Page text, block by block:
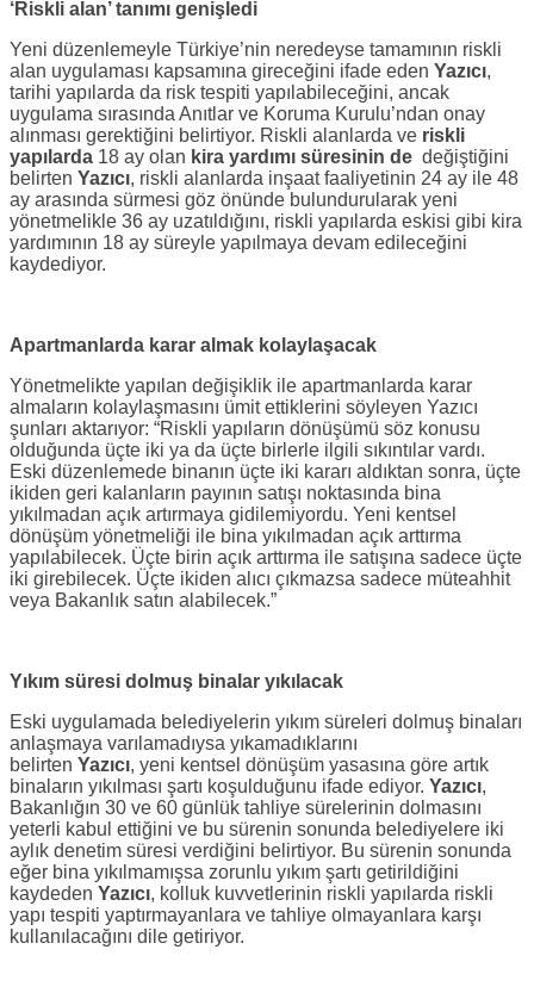
‘Riskli alan’ tanımı genişledi
Yeni düzenlemeyle Türkiye’nin neredeyse tamamının riskli
alan uygulaması kapsamına gireceğini ifade eden Yazıcı,
tarihi yapılarda da risk tespiti yapılabileceğini, ancak
uygulama sırasında Anıtlar ve Koruma Kurulu’ndan onay
alınması gerektiğini belirtiyor. Riskli alanlarda ve riskli
yapılarda 18 ay olan kira yardımı süresinin de değiştiğini
belirten Yazıcı, riskli alanlarda inşaat faaliyetinin 24 ay ile 48
ay arasında sürmesi göz önünde bulundurularak yeni
yönetmelikle 36 ay uzatıldığını, riskli yapılarda eskisi gibi kira
yardımının 18 ay süreyle yapılmaya devam edileceğini
kaydediyor.
Apartmanlarda karar almak kolaylaşacak
Yönetmelikte yapılan değişiklik ile apartmanlarda karar
almaların kolaylaşmasını ümit ettiklerini söyleyen Yazıcı
şunları aktarıyor: “Riskli yapıların dönüşümü söz konusu
olduğunda üçte iki ya da üçte birlerle ilgili sıkıntılar vardı.
Eski düzenlemede binanın üçte iki kararı aldıktan sonra, üçte
ikiden geri kalanların payının satışı noktasında bina
yıkılmadan açık artırmaya gidilemiyordu. Yeni kentsel
dönüşüm yönetmeliği ile bina yıkılmadan açık arttırma
yapılabilecek. Üçte birin açık arttırma ile satışına sadece üçte
iki girebilecek. Üçte ikiden alıcı çıkmazsa sadece müteahhit
veya Bakanlık satın alabilecek.”
Yıkım süresi dolmuş binalar yıkılacak
Eski uygulamada belediyelerin yıkım süreleri dolmuş binaları
anlaşmaya varılamadıysa yıkamadıklarını
belirten Yazıcı, yeni kentsel dönüşüm yasasına göre artık
binaların yıkılması şartı koşulduğunu ifade ediyor. Yazıcı,
Bakanlığın 30 ve 60 günlük tahliye sürelerinin dolmasını
yeterli kabul ettiğini ve bu sürenin sonunda belediyelere iki
aylık denetim süresi verdiğini belirtiyor. Bu sürenin sonunda
eğer bina yıkılmamışsa zorunlu yıkım şartı getirildiğini
kaydeden Yazıcı, kolluk kuvvetlerinin riskli yapılarda riskli
yapı tespiti yaptırmayanlara ve tahliye olmayanlara karşı
kullanılacağını dile getiriyor.